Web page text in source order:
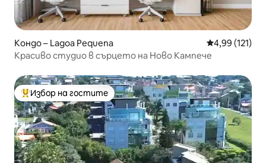
Кондо – Lagoa Pequena Средна
4,99 (121)
Красиво студио в сърцето на Ново Кампече
Най-популярен избор на гостите
Избор на гостите